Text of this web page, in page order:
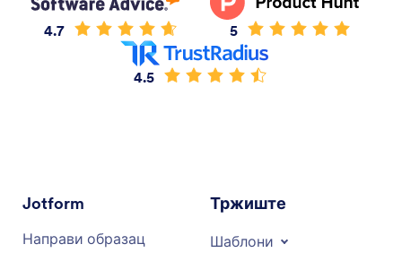
4.7 5
4.5
Jotform
Направи образац
Тржиште
Шаблони